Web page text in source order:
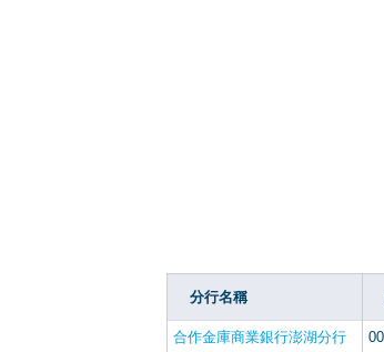
分行名稱
合作金庫商業銀行澎湖分行